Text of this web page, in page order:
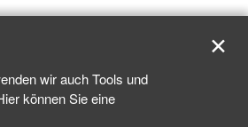
wir auch Tools und
können Sie eine
✕